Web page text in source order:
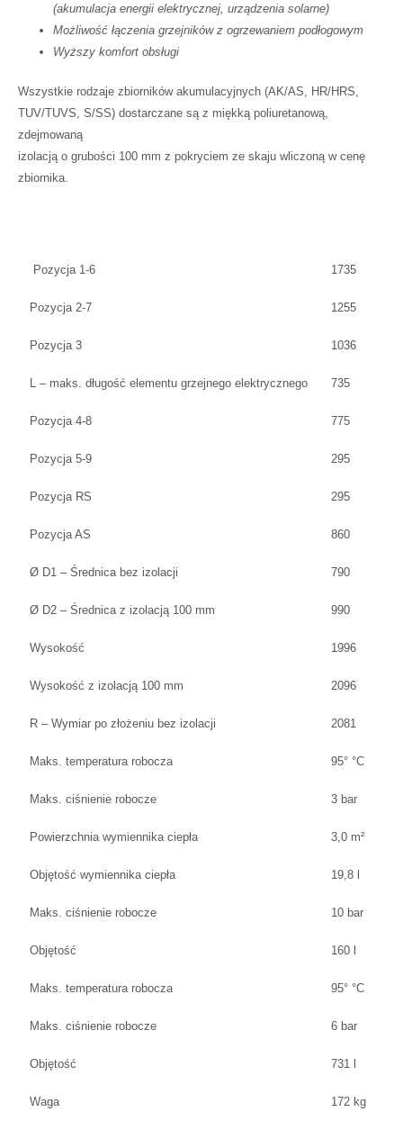
(akumulacja energii elektrycznej, urządzenia solarne)
Możliwość łączenia grzejników z ogrzewaniem podłogowym
Wyższy komfort obsługi
Wszystkie rodzaje zbiorników akumulacyjnych (AK/AS, HR/HRS,
TUV/TUVS, S/SS) dostarczane są z miękką poliuretanową,
zdejmowaną
izolacją o grubości 100 mm z pokryciem ze skaju wliczoną w cenę
zbiornika.
Pozycja 1-6 1735
Pozycja 2-7 1255
Pozycja 3 1036
L – maks. długość elementu grzejnego elektrycznego 735
Pozycja 4-8 775
Pozycja 5-9 295
Pozycja RS 295
Pozycja AS 860
Ø D1 – Średnica bez izolacji 790
Ø D2 – Średnica z izolacją 100 mm 990
Wysokość 1996
Wysokość z izolacją 100 mm 2096
R – Wymiar po złożeniu bez izolacji 2081
Maks. temperatura robocza 95° °C
Maks. ciśnienie robocze 3 bar
Powierzchnia wymiennika ciepła 3,0 m²
Objętość wymiennika ciepła 19,8 l
Maks. ciśnienie robocze 10 bar
Objętość 160 l
Maks. temperatura robocza 95° °C
Maks. ciśnienie robocze 6 bar
Objętość 731 l
Waga 172 kg